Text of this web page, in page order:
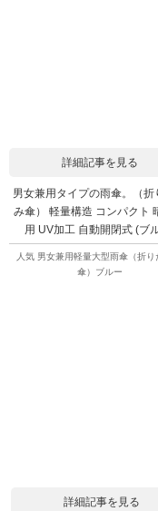
詳細記事を見る
男女兼用タイプの雨傘。（折
み傘） 軽量構造 コンパクト
用 UV加工 自動開閉式 (ブ
人気 男女兼用軽量大型雨傘（折り
傘）ブルー
詳細記事を見る